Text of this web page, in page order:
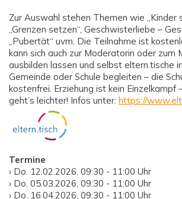
Zur Auswahl stehen Themen wie „Kinder
„Grenzen setzen“, Geschwisterliebe –
„Pubertät“ uvm. Die Teilnahme ist
kann sich auch zur Moderatorin oder zum
ausbilden lassen und selbst eltern.tische
Gemeinde oder Schule begleiten – die
kostenfrei. Erziehung ist kein Einzelkampf
geht’s leichter! Infos unter: https://
Termine
› Do. 12.02.2026, 09:30 - 11:00 Uhr
› Do. 05.03.2026, 09:30 - 11:00 Uhr
› Do. 16.04.2026, 09:30 - 11:00 Uhr